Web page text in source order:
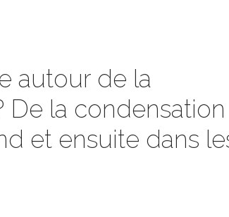
autour de la
la condensation
et ensuite dans